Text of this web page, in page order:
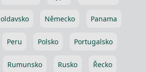
Německo Panama
Peru Polsko Portugalsko
Rumunsko Rusko Řecko